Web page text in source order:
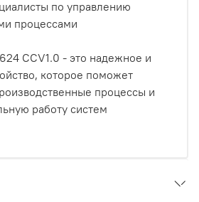
по управлению
процессами
CCV1.0 - это надежное и
которое поможет
процессы и
работу систем